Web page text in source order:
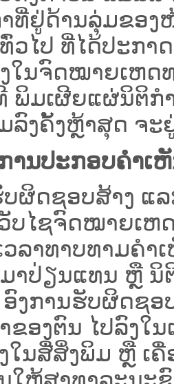
ທີ່ຢູ່ດ້ານລຸ່ມຂອງ
ວໄປ ທີ່ໄດ້ປະກ
ໃນຈົດໝາຍເຫດ
ພິມເຜີຍແຜ່ນິຕິກ
ລົງຄັ້ງຫຼ້າສຸດ ຈະ
ານປະກອບຄຳເ
ດຊອບສ້າງ ແລ
ບ​ໄຊຈົດໝາຍເຫ
ວລາທາບທາມຄໍ
າປ່ຽນແທນ ຫຼື ນິ
ງການຮັບຜິດຊອ
ຂອງຕົນ ໄປລົງໃ
ນສື່ສິ່ງພິມ ຫຼື ເຄື່